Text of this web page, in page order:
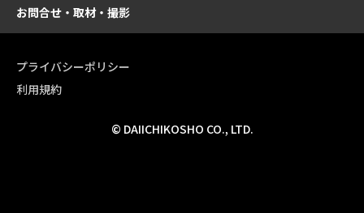
お問合せ・取材・撮影
プライバシーポリシー
利用規約
© DAIICHIKOSHO CO., LTD.